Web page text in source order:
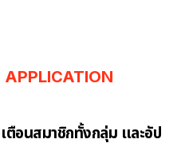
APPLICATION
อนสมาชิกทั้งกลุ่ม และอัป